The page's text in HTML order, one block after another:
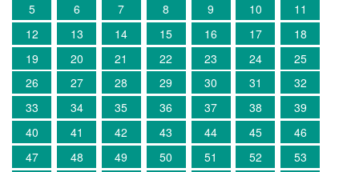
5
6 7 8 9 10
11
12
13 14 15 16 17
18
19
20 21 22 23 24
25
26
27 28 29 30 31
32
33
34 35 36 37 38
39
40
41 42 43 44 45
46
47
48 49 50 51 52
53